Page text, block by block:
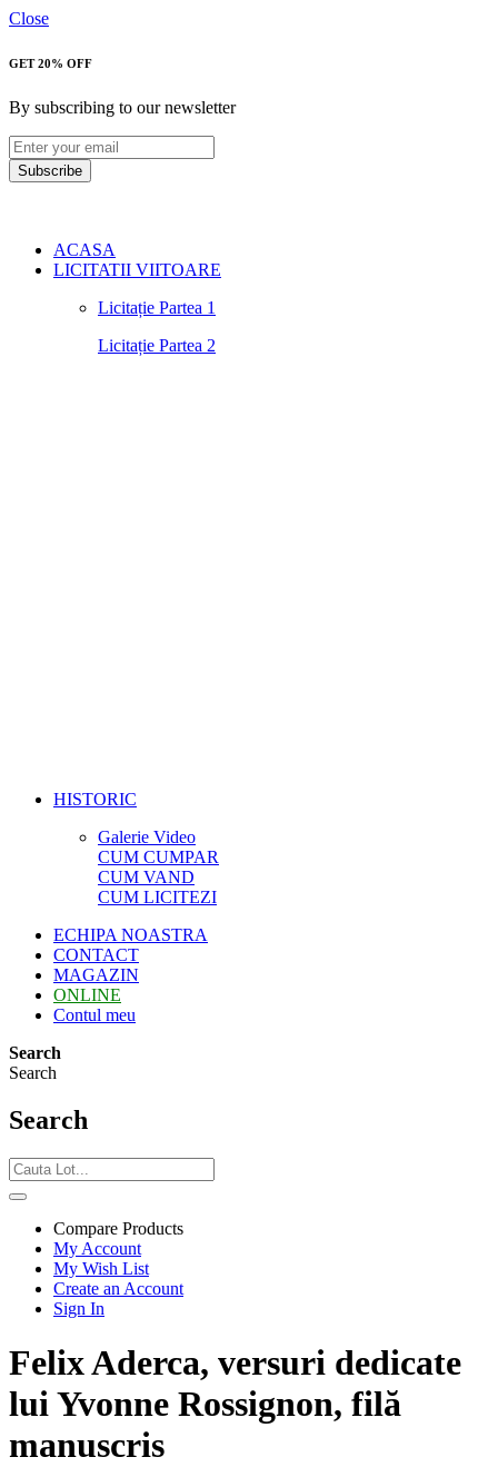
Close
GET 20% OFF
By subscribing to our newsletter
Subscribe
ACASA
LICITATII VIITOARE
Licitație Partea 1
Licitație Partea 2
HISTORIC
Galerie Video
CUM CUMPAR
CUM VAND
CUM LICITEZI
ECHIPA NOASTRA
CONTACT
MAGAZIN
ONLINE
Contul meu
Search
Search
Search
Compare Products
My Account
My Wish List
Create an Account
Sign In
Felix Aderca, versuri dedicate
lui Yvonne Rossignon, filă
manuscris